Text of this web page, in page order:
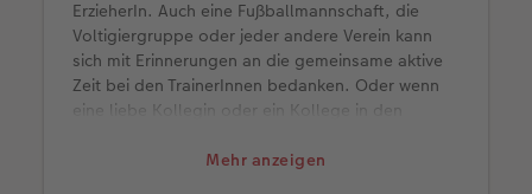
Mehr anzeigen
ErzieherIn. Auch eine Fußballmannschaft, die
Voltigiergruppe oder jeder andere Verein kann
sich mit Erinnerungen an die gemeinsame aktive
Zeit bei den TrainerInnen bedanken. Oder wenn
eine liebe Kollegin oder ein Kollege in den
ist es ein passenden Geschenk.